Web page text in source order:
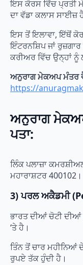
ਇਸ ਕੋਰਸ ਵਿੱਚ ਪ੍ਰਤੀ
ਦਾ ਵੱਡਾ ਕਲਾਸ ਸਾਈਜ਼
ਇਸ ਤੋਂ ਇਲਾਵਾ, ਇੱਥੋਂ
ਇੰਟਰਨਸ਼ਿਪ ਜਾਂ
ਕਰੀਅਰ ਵਿੱਚ ਉਨ੍ਹਾਂ ਨੂੰ
ਅਨੁਰਾਗ ਮੇਕਅਪ ਮੰਤਰ
https://
ਅਨੁਰਾਗ
ਪਤਾ:
ਲਿੰਕ ਪਲਾਜ਼ਾ
ਮਹਾਰਾਸ਼ਟਰ 400102।
3) ਪਰਲ ਅਕੈਡਮੀ
ਭਾਰਤ ਦੀਆਂ ਚੋਟੀ
‘ਤੇ ਹੈ।
ਤਿੰਨ ਤੋਂ ਚਾਰ ਮਹੀਨਿਆਂ
ਰੁਪਏ ਤੱਕ ਹੁੰਦੀ ਹੈ।